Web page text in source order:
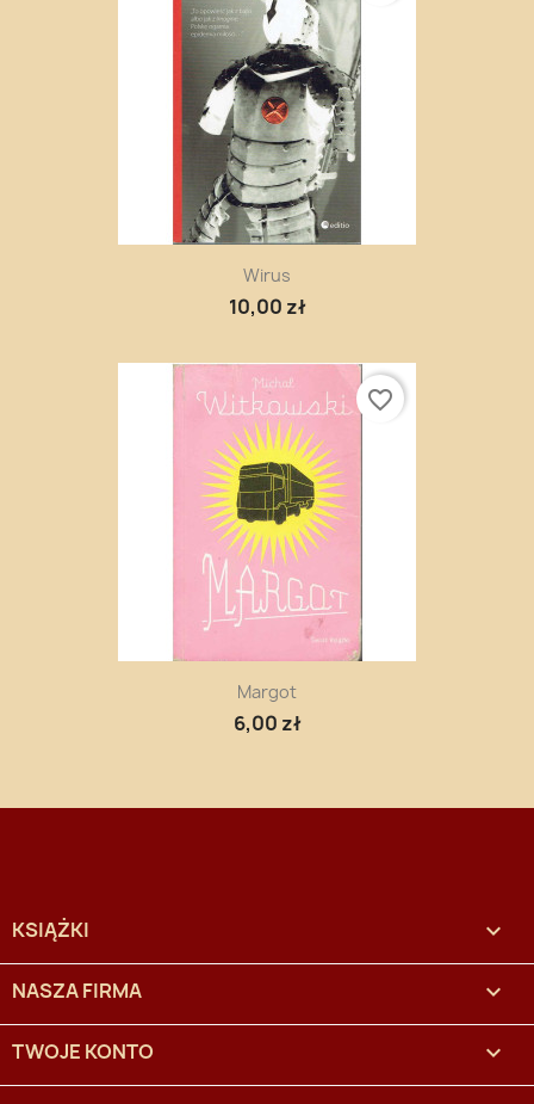
Wirus
10,00 zł
Margot
6,00 zł
favorite_border
KSIĄŻKI 
NASZA FIRMA 
TWOJE KONTO 